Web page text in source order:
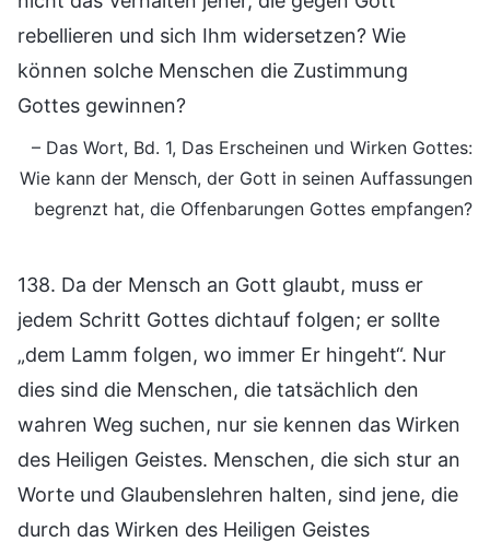
rebellieren und sich Ihm widersetzen? Wie
können solche Menschen die Zustimmung
Gottes gewinnen?
– Das Wort, Bd. 1, Das Erscheinen und Wirken Gottes:
Wie kann der Mensch, der Gott in seinen Auffassungen
begrenzt hat, die Offenbarungen Gottes empfangen?
138. Da der Mensch an Gott glaubt, muss er
jedem Schritt Gottes dichtauf folgen; er sollte
„dem Lamm folgen, wo immer Er hingeht“. Nur
dies sind die Menschen, die tatsächlich den
wahren Weg suchen, nur sie kennen das Wirken
des Heiligen Geistes. Menschen, die sich stur an
Worte und Glaubenslehren halten, sind jene, die
durch das Wirken des Heiligen Geistes